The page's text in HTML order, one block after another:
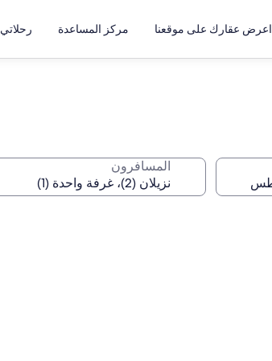
اعرض عقارك على موقعنا مركز المساعدة رحلاتي
المسافرون